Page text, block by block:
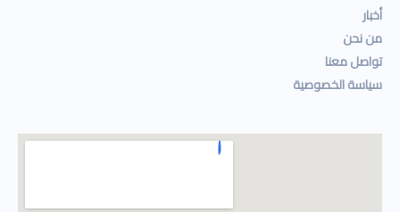
أخبار
من نحن
تواصل معنا
سياسة الخصوصية